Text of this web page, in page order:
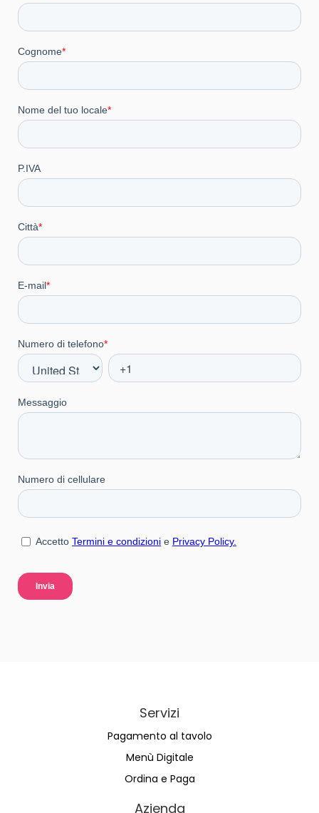
Servizi
Pagamento al tavolo
Menù Digitale
Ordina e Paga
Azienda